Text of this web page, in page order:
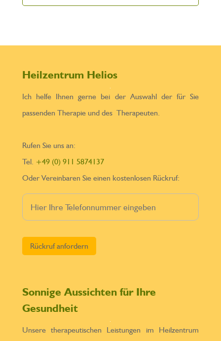
Heilzentrum Helios
Ich helfe Ihnen gerne bei der Auswahl der für Sie
passenden Therapie und des Therapeuten.
Rufen Sie uns an:
Tel. +49 (0) 911 5874137
Oder Vereinbaren Sie einen kostenlosen Rückruf:
Sonnige Aussichten für Ihre
Gesundheit
Unsere therapeutischen Leistungen im Heilzentrum